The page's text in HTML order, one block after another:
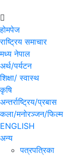
होमपेज
राष्ट्रिय समाचार
मध्य नेपाल
अर्थ/पर्यटन
शिक्षा/ स्वास्थ
कृषि
अन्तर्राष्ट्रिय/प्रबास
कला/मनोरञ्जन/फिल्म
ENGLISH
अन्य
पत्रपत्रिका